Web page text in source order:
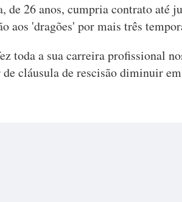
de 26 anos, cumpria contrato até
aos 'dragões' por mais três
toda a sua carreira profissional
cláusula de rescisão diminuir